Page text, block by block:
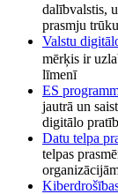
dalībvalstis,
prasmju
Valstu
mērķis ir
līmenī
ES
jautrā un
digitālo
Datu telpa
telpas